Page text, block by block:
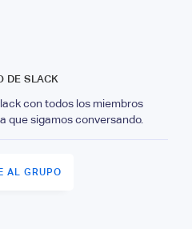
DE SLACK
con todos los miembros
que sigamos conversando.
AL GRUPO